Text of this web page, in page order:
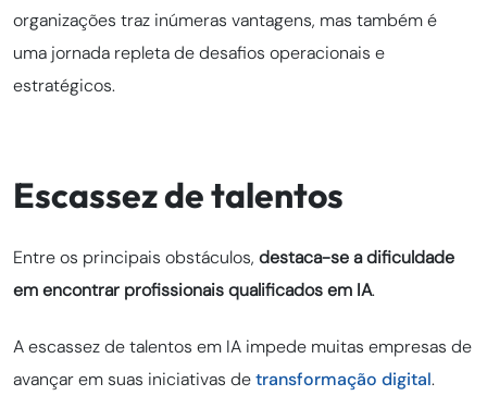
organizações traz inúmeras vantagens, mas também é
uma jornada repleta de desafios operacionais e
estratégicos.
Escassez de talentos
Entre os principais obstáculos, destaca-se a dificuldade
em encontrar profissionais qualificados em IA.
A escassez de talentos em IA impede muitas empresas de
avançar em suas iniciativas detransformação digital.